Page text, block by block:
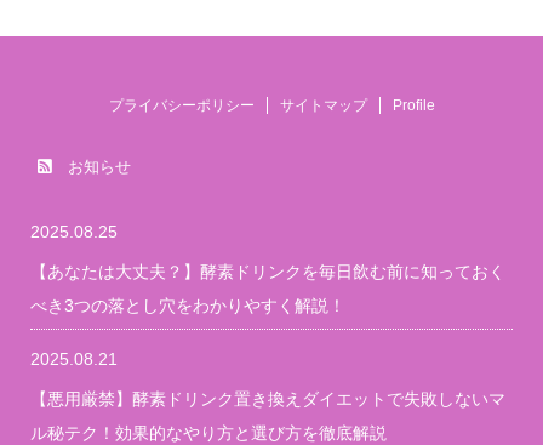
プライバシーポリシー サイトマップ Profile
お知らせ
2025.08.25
【あなたは大丈夫？】酵素ドリンクを毎日飲む前に知っておく
べき3つの落とし穴をわかりやすく解説！
2025.08.21
【悪用厳禁】酵素ドリンク置き換えダイエットで失敗しないマ
ル秘テク！効果的なやり方と選び方を徹底解説